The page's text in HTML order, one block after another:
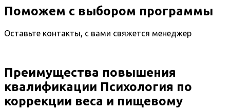
Поможем с выбором программы
Оставьте контакты, с вами свяжется менеджер
Преимущества повышения
квалификации Психология по
коррекции веса и пищевому